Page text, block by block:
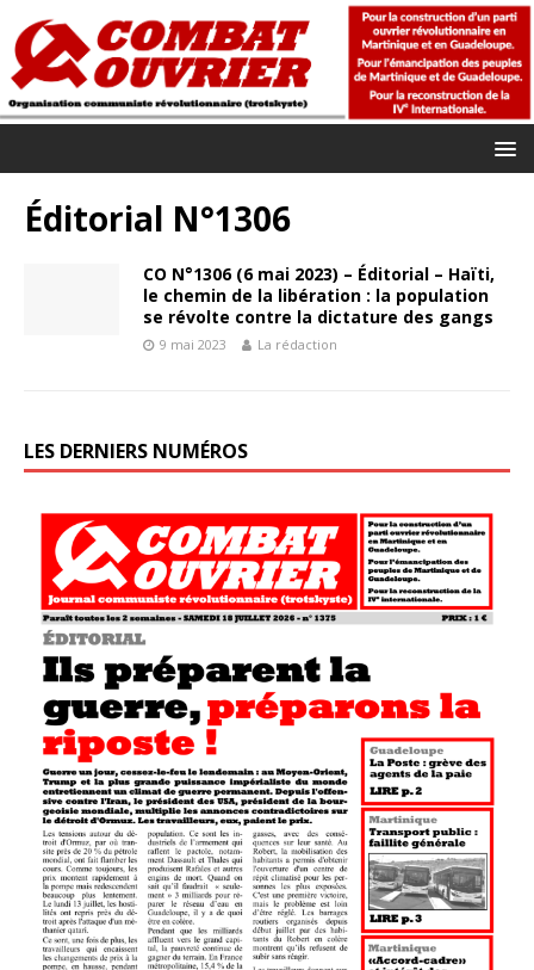
Éditorial N°1306
CO N°1306 (6 mai 2023) – Éditorial – Haïti,
le chemin de la libération : la population
se révolte contre la dictature des gangs
9 mai 2023 La rédaction
LES DERNIERS NUMÉROS